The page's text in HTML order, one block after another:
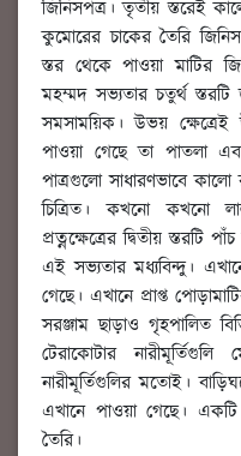
জিনিসপত্র। তৃতীয় স্তরেই
কুমোরের চাকের তৈরি
স্তর থেকে পাওয়া মাটির
মহম্মদ সভ্যতার চতুর্থ স্তরটি
সমসাময়িক। উভয় ক্ষেত্রেই
পাওয়া গেছে তা পাতলা
পাত্রগুলো সাধারণভাবে কালো
চিত্রিত। কখনো কখনো
প্রত্নক্ষেত্রের দ্বিতীয়
এই সভ্যতার মধ্যবিন্দু।
গেছে। এখানে প্রাপ্ত
সরঞ্জাম ছাড়াও গৃহপালিত
টেরাকোটার
নারীমূর্তিগুলির মতোই।
এখানে পাওয়া গেছে।
তৈরি।